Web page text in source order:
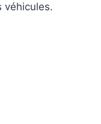
véhicules.